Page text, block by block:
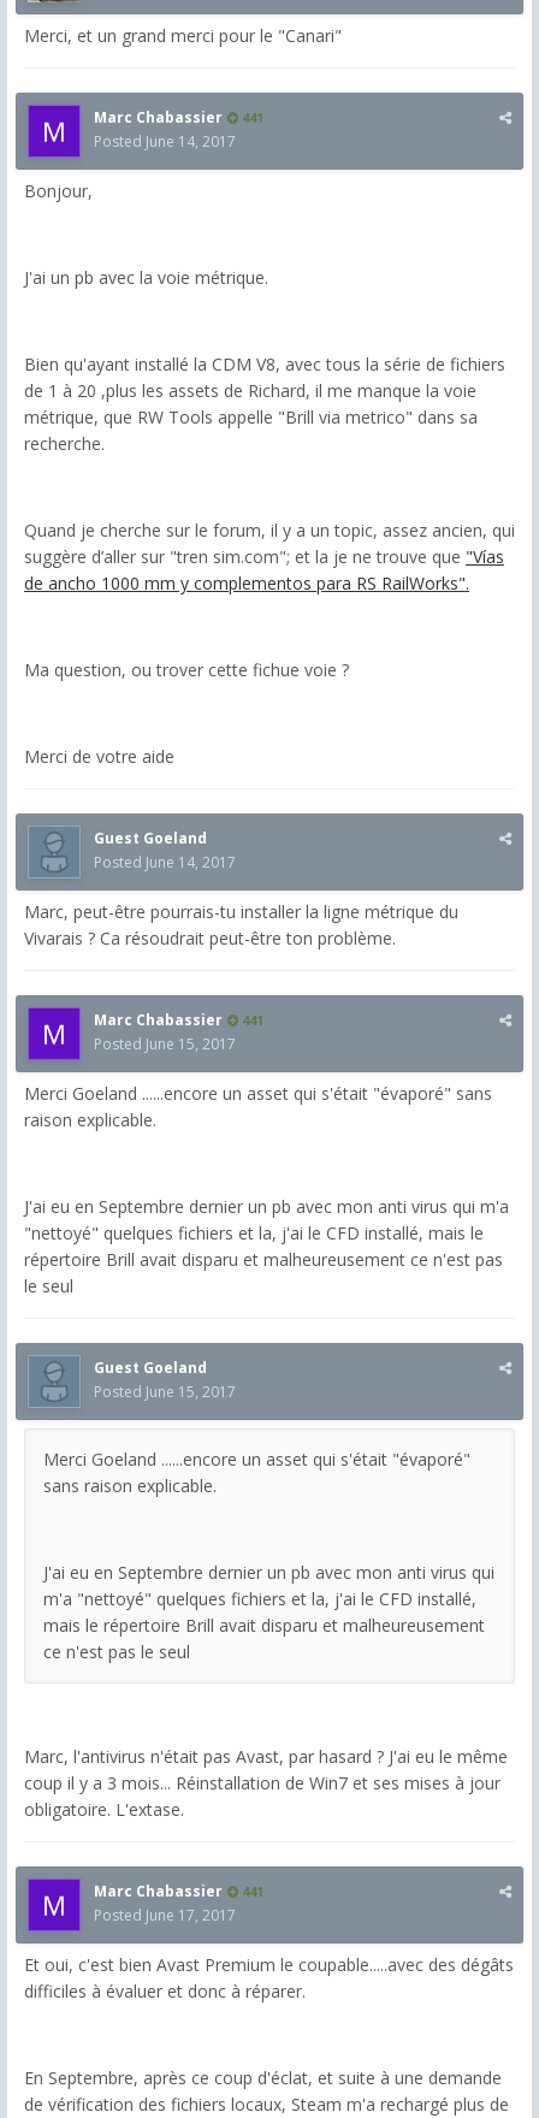
Merci, et un grand merci pour le "Canari"
Marc Chabassier 441
Posted June 14, 2017
Bonjour,
J'ai un pb avec la voie métrique.
Bien qu'ayant installé la CDM V8, avec tous la série de fichiers
de 1 à 20 ,plus les assets de Richard, il me manque la voie
métrique, que RW Tools appelle "Brill via metrico" dans sa
recherche.
Quand je cherche sur le forum, il y a un topic, assez ancien, qui
suggère d’aller sur "tren sim.com"; et la je ne trouve que "Vías
de ancho 1000 mm y complementos para RS RailWorks".
Ma question, ou trover cette fichue voie ?
Merci de votre aide
Guest Goeland
Posted June 14, 2017
Marc, peut-être pourrais-tu installer la ligne métrique du
Vivarais ? Ca résoudrait peut-être ton problème.
Marc Chabassier 441
Posted June 15, 2017
Merci Goeland ......encore un asset qui s'était "évaporé" sans
raison explicable.
J'ai eu en Septembre dernier un pb avec mon anti virus qui m'a
"nettoyé" quelques fichiers et la, j'ai le CFD installé, mais le
répertoire Brill avait disparu et malheureusement ce n'est pas
le seul
Guest Goeland
Posted June 15, 2017
Merci Goeland ......encore un asset qui s'était "évaporé"
sans raison explicable.
J'ai eu en Septembre dernier un pb avec mon anti virus qui
m'a "nettoyé" quelques fichiers et la, j'ai le CFD installé,
mais le répertoire Brill avait disparu et malheureusement
ce n'est pas le seul
Marc, l'antivirus n'était pas Avast, par hasard ? J'ai eu le même
coup il y a 3 mois... Réinstallation de Win7 et ses mises à jour
obligatoire. L'extase.
Marc Chabassier 441
Posted June 17, 2017
Et oui, c'est bien Avast Premium le coupable.....avec des dégâts
difficiles à évaluer et donc à réparer.
En Septembre, après ce coup d'éclat, et suite à une demande
de vérification des fichiers locaux, Steam m'a rechargé plus de